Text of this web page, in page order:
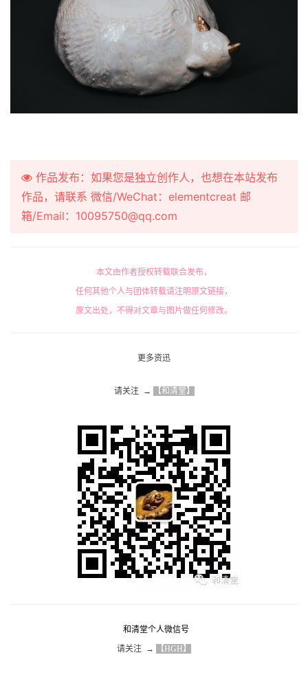
作品发布：如果您是独立创作人，也想在本站发布
作品，请联系 微信/WeChat：elementcreat 邮
箱/Email：10095750@qq.com
本文由作者授权转载联合发布，
任何其他个人与团体转载请注明原文链接，
原文出处，不得对文章与图片做任何修改。
更多资迅
请关注  → 【和清堂】
和清堂个人微信号
请关注  → 【HGH】